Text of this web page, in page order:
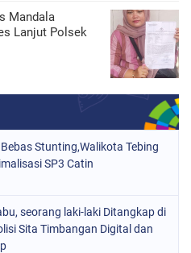
Mandala
Lanjut Polsek
Stunting,Walikota Tebing
SP3 Catin
seorang laki-laki Ditangkap di
Sita Timbangan Digital dan